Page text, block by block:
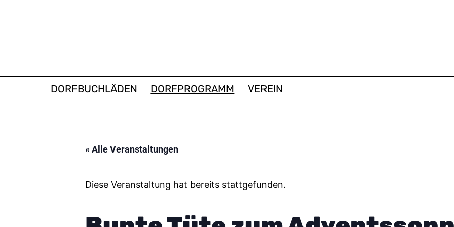
DORFBUCHLADEN
DORFBUCHLÄDEN DORFPROGRAMM VEREIN
« Alle Veranstaltungen
Diese Veranstaltung hat bereits stattgefunden.